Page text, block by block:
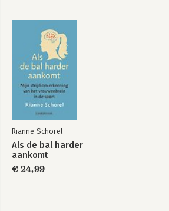
Rianne Schorel
Als de bal harder
aankomt
€ 24,99